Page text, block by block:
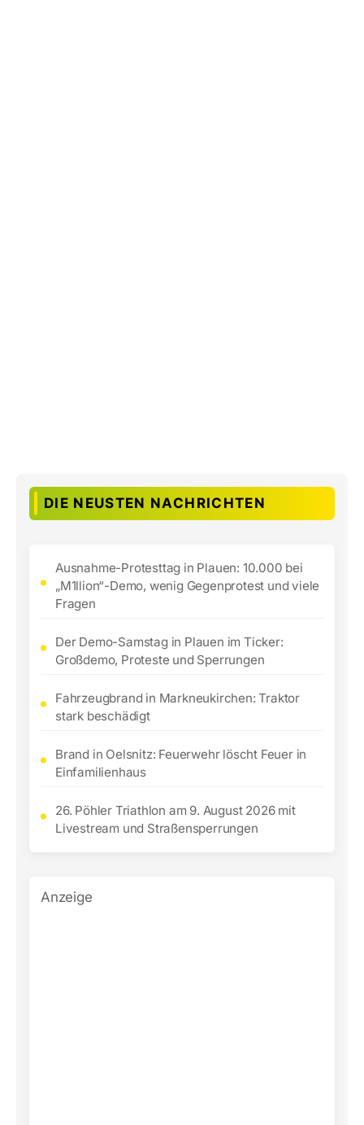
DIE NEUSTEN NACHRICHTEN
Ausnahme-Protesttag in Plauen: 10.000 bei
„M1llion“-Demo, wenig Gegenprotest und viele
Fragen
Der Demo-Samstag in Plauen im Ticker:
Großdemo, Proteste und Sperrungen
Fahrzeugbrand in Markneukirchen: Traktor
stark beschädigt
Brand in Oelsnitz: Feuerwehr löscht Feuer in
Einfamilienhaus
26. Pöhler Triathlon am 9. August 2026 mit
Livestream und Straßensperrungen
Anzeige